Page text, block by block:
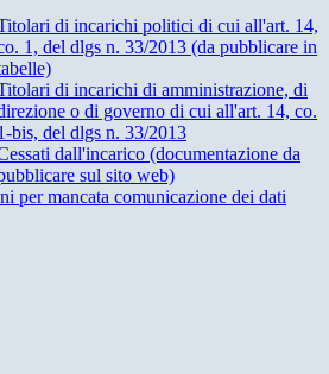
di incarichi politici di cui all'art. 14,
1, del dlgs n. 33/2013 (da pubblicare in
di incarichi di amministrazione, di
o di governo di cui all'art. 14, co.
bis, del dlgs n. 33/2013
dall'incarico (documentazione da
sul sito web)
per mancata comunicazione dei dati